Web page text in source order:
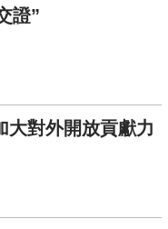
證”
大對外開放貢獻力